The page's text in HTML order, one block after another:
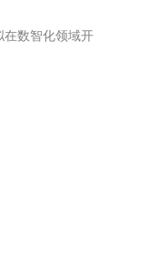
在数智化领域开